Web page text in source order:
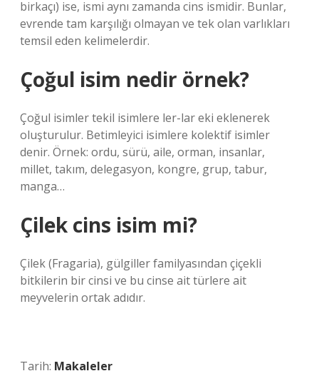
birkaçı) ise, ismi aynı zamanda cins ismidir. Bunlar,
evrende tam karşılığı olmayan ve tek olan varlıkları
temsil eden kelimelerdir.
Çoğul isim nedir örnek?
Çoğul isimler tekil isimlere ler-lar eki eklenerek
oluşturulur. Betimleyici isimlere kolektif isimler
denir. Örnek: ordu, sürü, aile, orman, insanlar,
millet, takım, delegasyon, kongre, grup, tabur,
manga…
Çilek cins isim mi?
Çilek (Fragaria), gülgiller familyasından çiçekli
bitkilerin bir cinsi ve bu cinse ait türlere ait
meyvelerin ortak adıdır.
Tarih: Makaleler